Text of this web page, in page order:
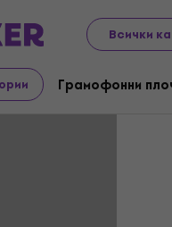
Всички
Грамофонни